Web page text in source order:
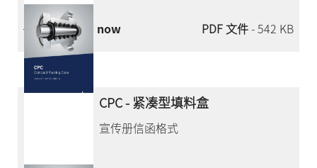
Download now PDF 文件- 542 KB
CPC - 紧凑型填料盒
宣传册信函格式